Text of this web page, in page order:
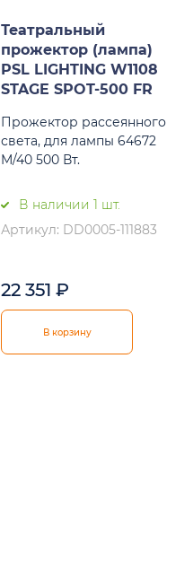
Театральный
прожектор (лампа)
PSL LIGHTING W1108
STAGE SPOT-500 FR
Прожектор рассеянного
света, для лампы 64672
M/40 500 Вт.
В наличии 1 шт.
Артикул: DD0005-111883
22 351 ₽
В корзину